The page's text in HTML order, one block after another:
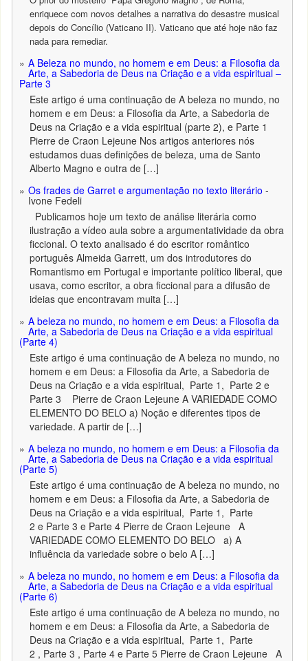
enriquece com novos detalhes a narrativa do desastre musical
depois do Concílio (Vaticano II). Vaticano que até hoje não faz
nada para remediar.
A Beleza no mundo, no homem e em Deus: a Filosofia da
Arte, a Sabedoria de Deus na Criação e a vida espiritual –
Parte 3
Este artigo é uma continuação de A beleza no mundo, no
homem e em Deus: a Filosofia da Arte, a Sabedoria de
Deus na Criação e a vida espiritual (parte 2), e Parte 1
Pierre de Craon Lejeune Nos artigos anteriores nós
estudamos duas definições de beleza, uma de Santo
Alberto Magno e outra de […]
Os frades de Garret e argumentação no texto literário -
Ivone Fedeli
Publicamos hoje um texto de análise literária como
ilustração a vídeo aula sobre a argumentatividade da obra
ficcional. O texto analisado é do escritor romântico
português Almeida Garrett, um dos introdutores do
Romantismo em Portugal e importante político liberal, que
usava, como escritor, a obra ficcional para a difusão de
ideias que encontravam muita […]
A beleza no mundo, no homem e em Deus: a Filosofia da
Arte, a Sabedoria de Deus na Criação e a vida espiritual
(Parte 4)
Este artigo é uma continuação de A beleza no mundo, no
homem e em Deus: a Filosofia da Arte, a Sabedoria de
Deus na Criação e a vida espiritual, Parte 1, Parte 2 e
Parte 3 Pierre de Craon Lejeune A VARIEDADE COMO
ELEMENTO DO BELO a) Noção e diferentes tipos de
variedade. A partir de […]
A beleza no mundo, no homem e em Deus: a Filosofia da
Arte, a Sabedoria de Deus na Criação e a vida espiritual
(Parte 5)
Este artigo é uma continuação de A beleza no mundo, no
homem e em Deus: a Filosofia da Arte, a Sabedoria de
Deus na Criação e a vida espiritual, Parte 1, Parte
2 e Parte 3 e Parte 4 Pierre de Craon Lejeune A
VARIEDADE COMO ELEMENTO DO BELO a) A
influência da variedade sobre o belo A […]
A beleza no mundo, no homem e em Deus: a Filosofia da
Arte, a Sabedoria de Deus na Criação e a vida espiritual
(Parte 6)
Este artigo é uma continuação de A beleza no mundo, no
homem e em Deus: a Filosofia da Arte, a Sabedoria de
Deus na Criação e a vida espiritual, Parte 1, Parte
2 , Parte 3 , Parte 4 e Parte 5 Pierre de Craon Lejeune A